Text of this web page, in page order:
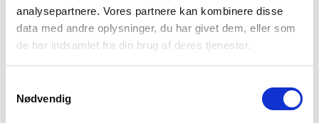
analysepartnere. Vores partnere kan kombinere disse
data med andre oplysninger, du har givet dem, eller som
de har indsamlet fra din brug af deres tjenester.
Nødvendig
Tilmeld dig
HERLEV
Bedre Psykiatri – Landsforeningen for pårørende